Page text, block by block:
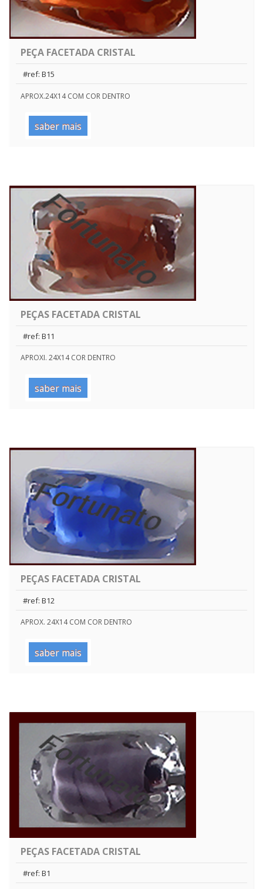
PEÇA FACETADA CRISTAL
#ref: B15
APROX.24X14 COM COR DENTRO
saber mais
PEÇAS FACETADA CRISTAL
#ref: B11
APROXI. 24X14 COR DENTRO
saber mais
PEÇAS FACETADA CRISTAL
#ref: B12
APROX. 24X14 COM COR DENTRO
saber mais
PEÇAS FACETADA CRISTAL
#ref: B1